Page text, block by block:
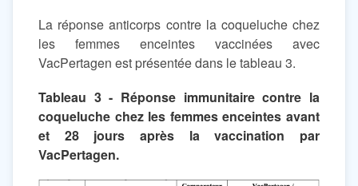
La réponse anticorps contre la coqueluche chez
les femmes enceintes vaccinées avec
VacPertagen est présentée dans le tableau 3.
Tableau 3 - Réponse immunitaire contre la
coqueluche chez les femmes enceintes avant
et 28 jours après la vaccination par
VacPertagen.